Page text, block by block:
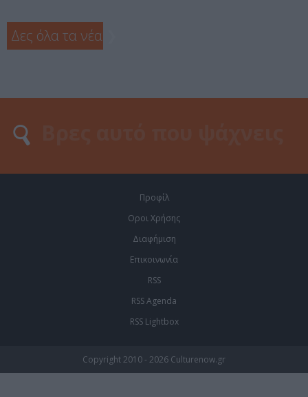
Δες όλα τα νέα
Προφίλ
Οροι Χρήσης
Διαφήμιση
Επικοινωνία
RSS
RSS Agenda
RSS Lightbox
Copyright 2010 - 2026 Culturenow.gr